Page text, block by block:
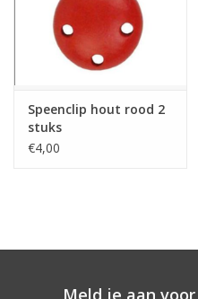
Speenclip hout rood 2
stuks
€4,00
Meld je aan